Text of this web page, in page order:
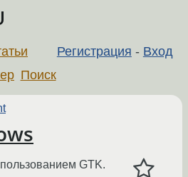
Регистрация - Вход
Поиск
GTK.